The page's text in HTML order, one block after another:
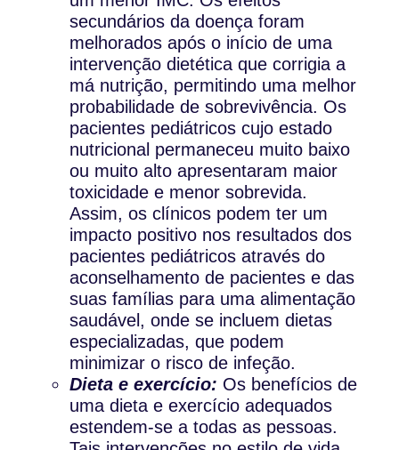
secundários da doença foram
melhorados após o início de uma
intervenção dietética que corrigia a
má nutrição, permitindo uma melhor
probabilidade de sobrevivência. Os
pacientes pediátricos cujo estado
nutricional permaneceu muito baixo
ou muito alto apresentaram maior
toxicidade e menor sobrevida.
Assim, os clínicos podem ter um
impacto positivo nos resultados dos
pacientes pediátricos através do
aconselhamento de pacientes e das
suas famílias para uma alimentação
saudável, onde se incluem dietas
especializadas, que podem
minimizar o risco de infeção.
Dieta e exercício: Os benefícios de
uma dieta e exercício adequados
estendem-se a todas as pessoas.